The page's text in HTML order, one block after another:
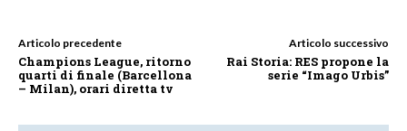
Articolo precedente
Champions League, ritorno
quarti di finale (Barcellona
– Milan), orari diretta tv
Articolo successivo
Rai Storia: RES propone la
serie “Imago Urbis”